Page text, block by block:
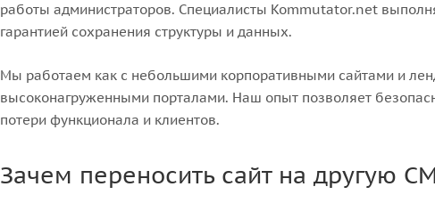
работы администраторов. Специалисты Kommutator.net
гарантией сохранения структуры и данных.
Мы работаем как с небольшими корпоративными сайтами и
высоконагруженными порталами. Наш опыт позволяет
потери функционала и клиентов.
Зачем переносить сайт на другую